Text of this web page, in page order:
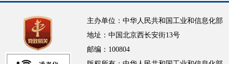
主办单位：中华人民共和国工业和信息化部
地址：中国北京西长安街13号
邮编：100804